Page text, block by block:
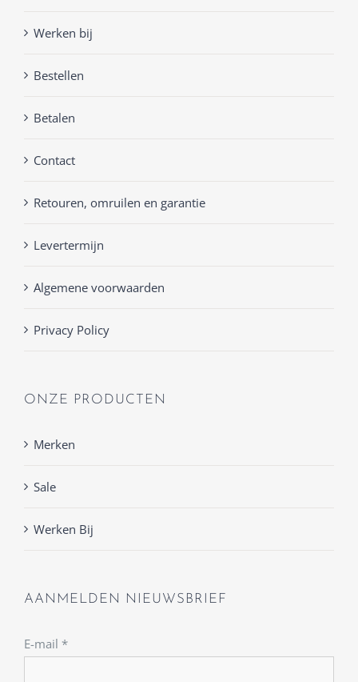
Werken bij
Bestellen
Betalen
Contact
Retouren, omruilen en garantie
Levertermijn
Algemene voorwaarden
Privacy Policy
ONZE PRODUCTEN
Merken
Sale
Werken Bij
AANMELDEN NIEUWSBRIEF
E-mail *